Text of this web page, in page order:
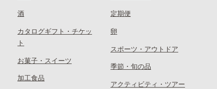
酒
カタログギフト・チケッ
ト
お菓子・スイーツ
加工食品
定期便
卵
スポーツ・アウトドア
季節・旬の品
アクティビティ・ツアー